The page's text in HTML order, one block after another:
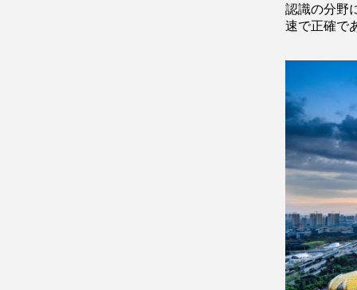
認識の分野
速で正確で